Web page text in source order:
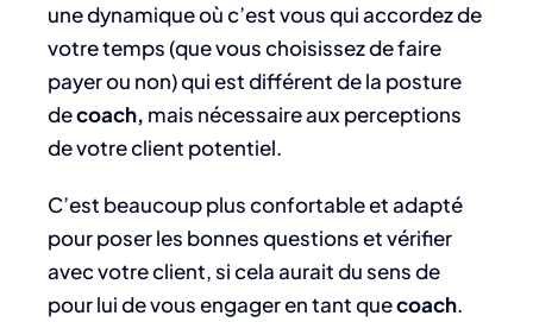
une dynamique où c’est vous qui accordez de
votre temps (que vous choisissez de faire
payer ou non) qui est différent de la posture
decoach, mais nécessaire aux perceptions
de votre client potentiel.
C’est beaucoup plus confortable et adapté
pour poser les bonnes questions et vérifier
avec votre client, si cela aurait du sens de
pour lui de vous engager en tant quecoach.